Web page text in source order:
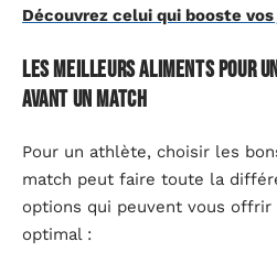
Découvrez celui qui booste
Les meilleurs aliments pour
avant un match
Pour un athlète, choisir les
match peut faire toute la
options qui peuvent vous offrir
optimal :